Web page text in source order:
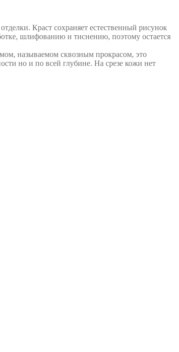
Краст сохраняет естественный рисунок
шлифованию и тиснению, поэтому остается
называемом сквозным прокрасом, это
но и по всей глубине. На срезе кожи нет